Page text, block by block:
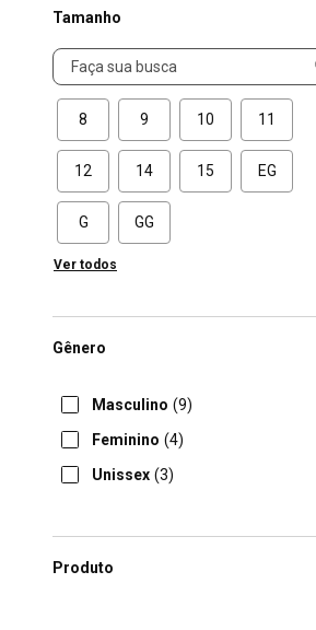
Tamanho
Tamanho
8 9 10 11
12 14 15 EG
G GG
Ver todos
Gênero
Masculino (9)
Feminino (4)
Unissex (3)
Produto